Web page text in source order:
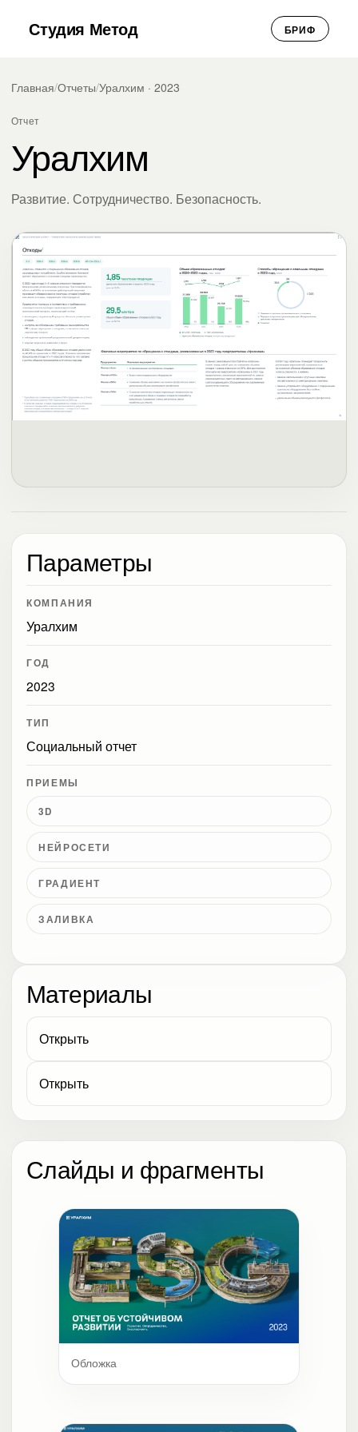
Студия Метод БРИФ
Главная/Отчеты/Уралхим · 2023
Отчет
Уралхим
Развитие. Сотрудничество. Безопасность.
Параметры
КОМПАНИЯ
Уралхим
ГОД
2023
ТИП
Социальный отчет
ПРИЕМЫ
3D
НЕЙРОСЕТИ
ГРАДИЕНТ
ЗАЛИВКА
Материалы
Открыть
Открыть
Слайды и фрагменты
Обложка